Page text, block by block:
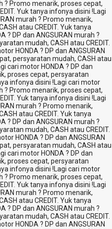
? Promo menarik, proses cepat,
Yuk tanya infonya disini ! Lagi
murah ? Promo menarik,
atau CREDIT. Yuk tanya
? DP dan ANGSURAN murah ?
mudah, CASH atau CREDIT.
HONDA ? DP dan ANGSURAN
persyaratan mudah, CASH atau
cari motor HONDA ? DP dan
proses cepat, persyaratan
infonya disini ! Lagi cari motor
? Promo menarik, proses cepat,
Yuk tanya infonya disini ! Lagi
murah ? Promo menarik,
atau CREDIT. Yuk tanya
? DP dan ANGSURAN murah ?
mudah, CASH atau CREDIT.
HONDA ? DP dan ANGSURAN
persyaratan mudah, CASH atau
cari motor HONDA ? DP dan
proses cepat, persyaratan
infonya disini ! Lagi cari motor
? Promo menarik, proses cepat,
Yuk tanya infonya disini ! Lagi
murah ? Promo menarik,
atau CREDIT. Yuk tanya
? DP dan ANGSURAN murah ?
mudah, CASH atau CREDIT.
HONDA ? DP dan ANGSURAN